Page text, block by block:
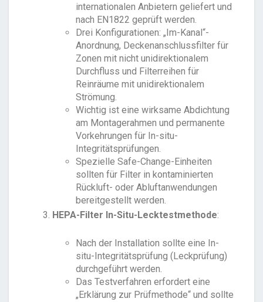
internationalen Anbietern geliefert und
nach EN1822 geprüft werden.
Drei Konfigurationen: „Im-Kanal“-
Anordnung, Deckenanschlussfilter für
Zonen mit nicht unidirektionalem
Durchfluss und Filterreihen für
Reinräume mit unidirektionalem
Strömung.
Wichtig ist eine wirksame Abdichtung
am Montagerahmen und permanente
Vorkehrungen für In-situ-
Integritätsprüfungen.
Spezielle Safe-Change-Einheiten
sollten für Filter in kontaminierten
Rückluft- oder Abluftanwendungen
bereitgestellt werden.
HEPA-Filter In-Situ-Lecktestmethode:
Nach der Installation sollte eine In-
situ-Integritätsprüfung (Leckprüfung)
durchgeführt werden.
Das Testverfahren erfordert eine
„Erklärung zur Prüfmethode“ und sollte